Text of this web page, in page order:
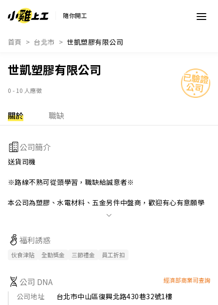
隨你開工
首頁 台北市 世凱塑膠有限公司
世凱塑膠有限公司
0 - 10 人應徵
關於 職缺
公司簡介
送貨司機
※路線不熟可從頭學習，職缺給誠意者※
本公司為塑膠、水電材料、五金另件中盤商，歡迎有心有意願學
2.需備一般手排駕駛執照(會開3.5噸以下貨車)，及一年以上駕駛
經驗福利誘惑
伙食津貼 全勤獎金 三節禮金 員工折扣
公司 DNA 經濟部商業司查詢
公司地址
台北市中山區復興北路430巷32號1樓